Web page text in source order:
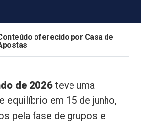
oferecido por Casa de
de 2026 teve uma
equilíbrio em 15 de junho,
pela fase de grupos e